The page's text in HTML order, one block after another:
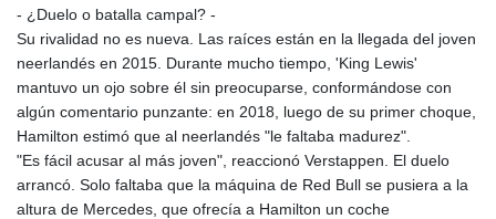
- ¿Duelo o batalla campal? -
Su rivalidad no es nueva. Las raíces están en la llegada del joven
neerlandés en 2015. Durante mucho tiempo, 'King Lewis'
mantuvo un ojo sobre él sin preocuparse, conformándose con
algún comentario punzante: en 2018, luego de su primer choque,
Hamilton estimó que al neerlandés "le faltaba madurez".
"Es fácil acusar al más joven", reaccionó Verstappen. El duelo
arrancó. Solo faltaba que la máquina de Red Bull se pusiera a la
altura de Mercedes, que ofrecía a Hamilton un coche